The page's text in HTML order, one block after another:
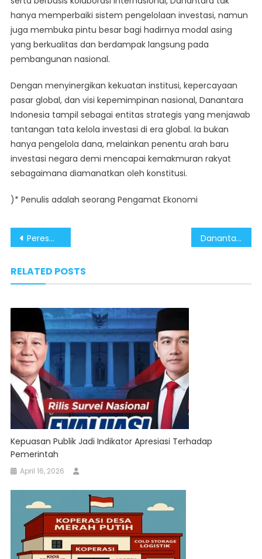
hanya memperbaiki sistem pengelolaan investasi, namun
juga membuka pintu besar bagi hadirnya modal asing
yang berkualitas dan berdampak langsung pada
pembangunan nasional.
Dengan menyinergikan kekuatan institusi, kepercayaan
pasar global, dan visi kepemimpinan nasional, Danantara
Indonesia tampil sebagai entitas strategis yang menjawab
tantangan tata kelola investasi di era global. Ia bukan
hanya pengelola dana, melainkan penentu arah baru
investasi negara demi mencapai kemakmuran rakyat
sebagaimana diamanatkan oleh konstitusi.
)* Penulis adalah seorang Pengamat Ekonomi
Post
Peresmian Wisma Danantara Percepat Visi Indonesia Emas 2045 Danantara Simbol Transformasi BUMN dan Kedaulatan Investasi Nasional
RELATED POSTS
Kepuasan Publik Jadi Indikator Apresiasi Terhadap
Pemerintah
April 16, 2026